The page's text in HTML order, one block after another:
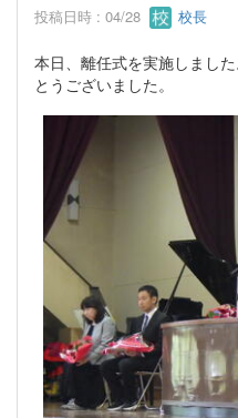
投稿日時 : 04/28 校長
本日、離任式を実施しまし
とうございました。